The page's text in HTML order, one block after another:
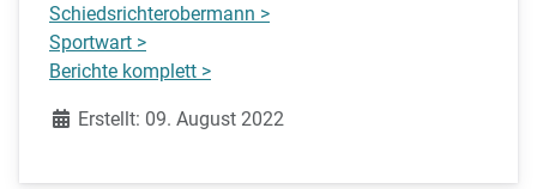
Schiedsrichterobermann >
Sportwart >
Berichte komplett >
DetailsErstellt: 09. August 2022